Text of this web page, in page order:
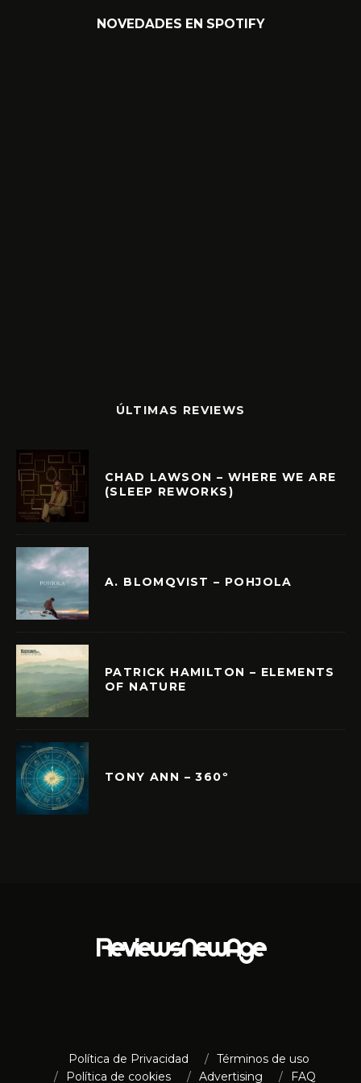
NOVEDADES EN SPOTIFY
ÚLTIMAS REVIEWS
CHAD LAWSON – WHERE WE ARE
(SLEEP REWORKS)
A. BLOMQVIST – POHJOLA
PATRICK HAMILTON – ELEMENTS
OF NATURE
TONY ANN – 360º
Política de Privacidad
Términos de uso
Política de cookies
Advertising FAQ